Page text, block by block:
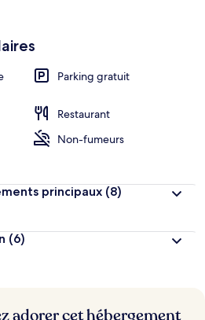
Parking gratuit
Restaurant
Non-fumeurs
principaux (8)
(6)
adorer cet hébergement